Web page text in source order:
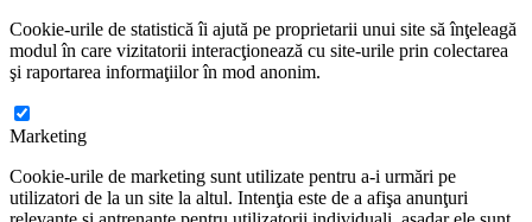
Cookie-urile de statistică îi ajută pe proprietarii unui site să înţeleagă
modul în care vizitatorii interacţionează cu site-urile prin colectarea
şi raportarea informaţiilor în mod anonim.
Marketing
Cookie-urile de marketing sunt utilizate pentru a-i urmări pe
utilizatori de la un site la altul. Intenţia este de a afişa anunţuri